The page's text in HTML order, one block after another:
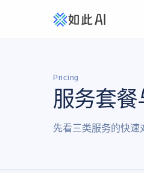
Pricing
服务套
先看三类服务的快速